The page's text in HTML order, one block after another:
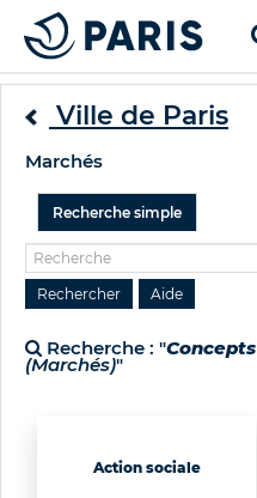
Ville de Paris
Marchés
Recherche simple
Recherche : "Concepts
(Marchés)"
Action sociale